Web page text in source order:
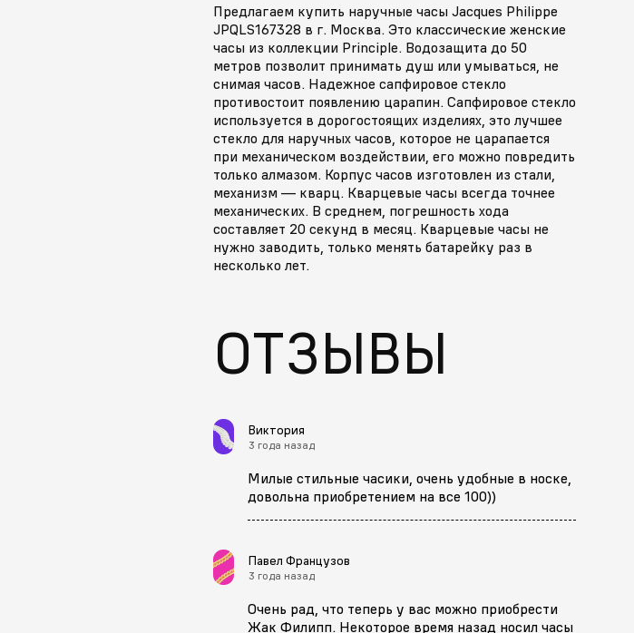
Предлагаем купить наручные часы Jacques Philippe
JPQLS167328 в г. Москва. Это классические женские
часы из коллекции Principle. Водозащита до 50
метров позволит принимать душ или умываться, не
снимая часов. Надежное сапфировое стекло
противостоит появлению царапин. Сапфировое стекло
используется в дорогостоящих изделиях, это лучшее
стекло для наручных часов, которое не царапается
при механическом воздействии, его можно повредить
только алмазом. Корпус часов изготовлен из стали,
механизм — кварц. Кварцевые часы всегда точнее
механических. В среднем, погрешность хода
составляет 20 секунд в месяц. Кварцевые часы не
нужно заводить, только менять батарейку раз в
несколько лет.
ОТЗЫВЫ
Виктория
3 года назад
Милые стильные часики, очень удобные в носке,
довольна приобретением на все 100))
Павел Французов
3 года назад
Очень рад, что теперь у вас можно приобрести
Жак Филипп. Некоторое время назад носил часы